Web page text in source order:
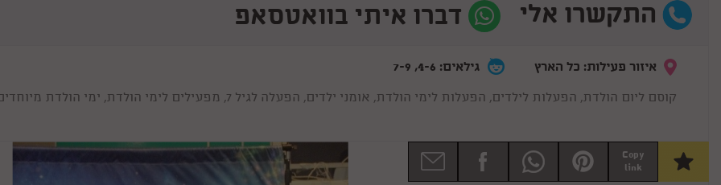
התקשרו אלי דברו איתי בוואטסאפ
איזור פעילות: כל הארץ גילאים: 4-6, 7-9
קוסם ליום הולדת, הפעלות לילדים, הפעלות לימי הולדת, אומני ילדים, הפעלה לגיל 7, מפעילים לימי הולדת, ימי הולדת מיוחדים, פעילויות לסוף שנה
Copy
link